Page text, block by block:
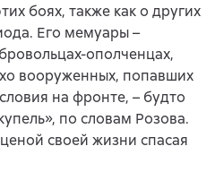
боях, также как о других
Его мемуары –
ополченцах,
вооруженных, попавших
на фронте, – будто
по словам Розова.
своей жизни спасая